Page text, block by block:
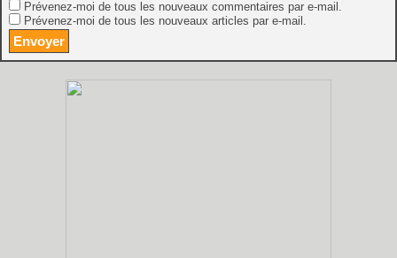
Prévenez-moi de tous les nouveaux commentaires par e-mail.
Prévenez-moi de tous les nouveaux articles par e-mail.